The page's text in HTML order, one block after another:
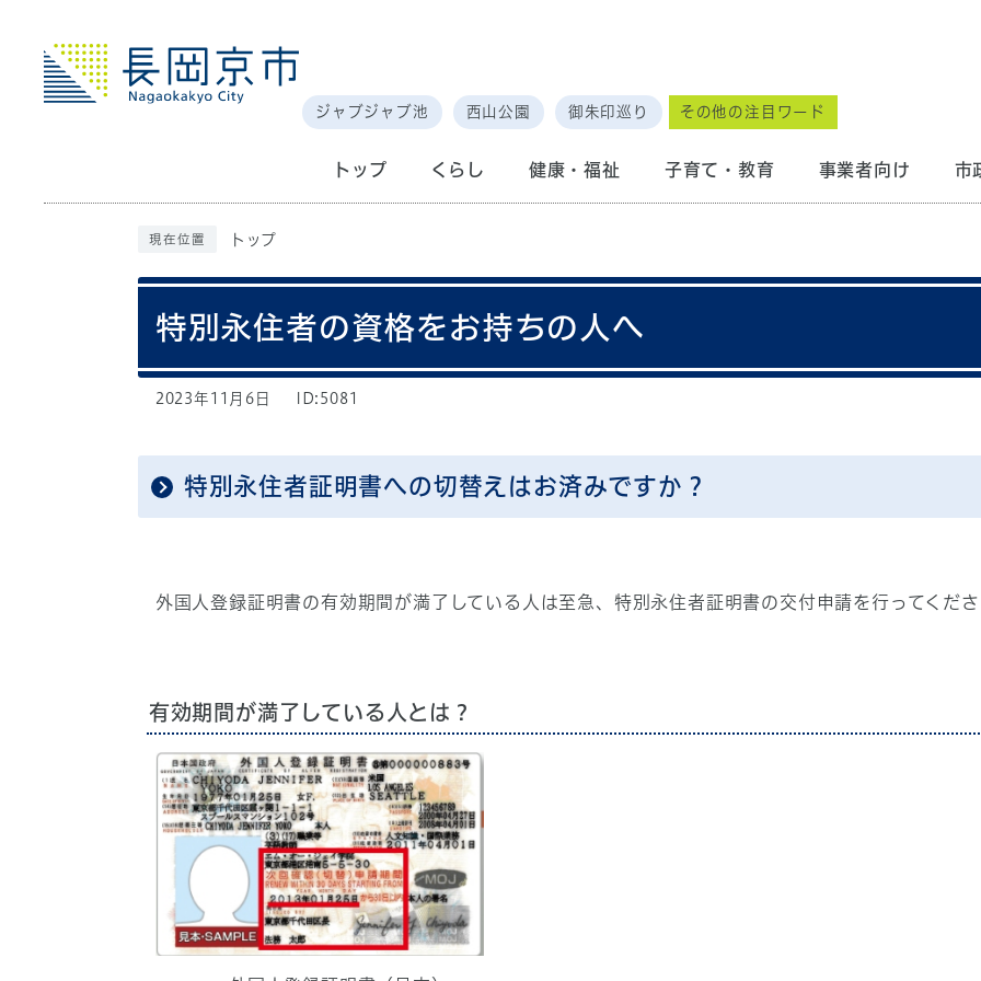
ジャブジャブ池 西山公園 御朱印巡り その他の注目ワード
トップ くらし 健康・福祉 子育て・教育 事業者向け 市
現在位置 トップ
特別永住者の資格をお持ちの人へ
2023年11月6日 ID:5081
特別永住者証明書への切替えはお済みですか？
外国人登録証明書の有効期間が満了している人は至急、特別永住者証明書の交付申請を行ってくだ
有効期間が満了している人とは？